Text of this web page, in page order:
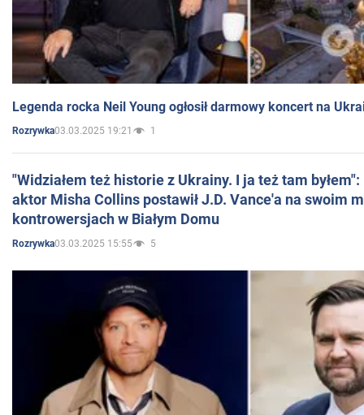
Legenda rocka Neil Young ogłosił darmowy koncert na
Rozrywka03.03.2025 19:21 1
"Widziałem też historie z Ukrainy. I ja też tam
aktor Misha Collins postawił J.D. Vance'a na swoim
kontrowersjach w Białym Domu
Rozrywka03.03.2025 15:55 5